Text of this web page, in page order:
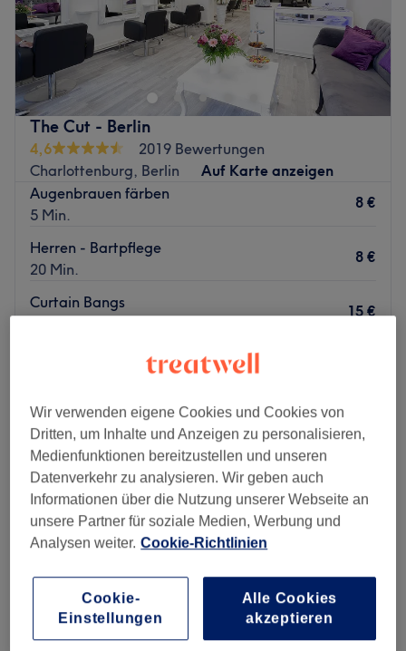
The Cut - Berlin
4,6
2019 Bewertungen
Charlottenburg, Berlin
Auf Karte anzeigen
Augenbrauen färben
5 Min.
8 €
Herren - Bartpflege
20 Min.
8 €
Curtain Bangs
15 €
Dienstag
10:00– 18:00
Mittwoch
10:00–18:00
Donnerstag
10:00–18:00
Freitag
10:00–18:00
Samstag
10:00–18:00
Sonntag
Geschlossen
wird. In der Kantstraße mitten im Herzen von Berlin-
Charlottenburg, in der Nähe der Fußgängerzone,
bekommst du garantiert deine Wunschhaarpracht
Wir verwenden eigene Cookies und Cookies von
Dritten, um Inhalte und Anzeigen zu personalisieren,
Medienfunktionen bereitzustellen und unseren
Datenverkehr zu analysieren. Wir geben auch
Informationen über die Nutzung unserer Webseite an
unsere Partner für soziale Medien, Werbung und
Analysen weiter. Cookie-Richtlinien
Cookie-
Einstellungen
Alle Cookies
akzeptieren